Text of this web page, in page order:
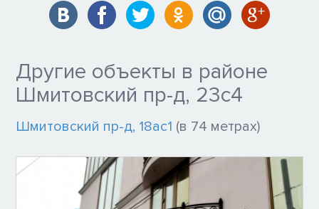
Другие объекты в районе
Шмитовский пр-д, 23с4
Шмитовский пр-д, 18ас1 (в 74 метрах)